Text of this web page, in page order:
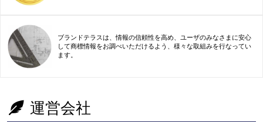
ブランドテラスは、情報の信頼性を高め、ユーザのみなさまに安心
して商標情報をお調べいただけるよう、様々な取組みを行なってい
ます。
運営会社